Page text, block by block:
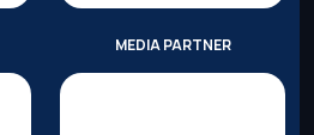
MEDIA PARTNER